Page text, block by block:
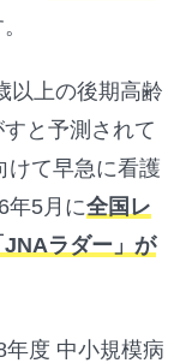
以上の後期高齢
と予測されて
けて早急に看護
年5月に全国レ
ラダー」が
年度 中小規模病